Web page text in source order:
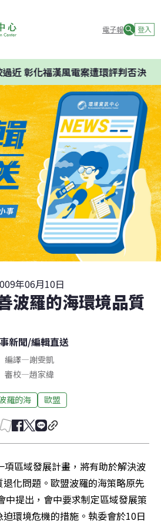
電子報 登入
近 彰化福漢風電案遭環評判否決
年06月10日
波羅的海環境品質
新聞/編輯直送
編譯—謝雯凱
審校—趙家緯
羅的海 歐盟
項區域發展計畫，將有助於解決波
化問題。歐盟波羅的海策略原先
中提出，會中要求制定區域發展策
環境危機的措施。執委會於10日